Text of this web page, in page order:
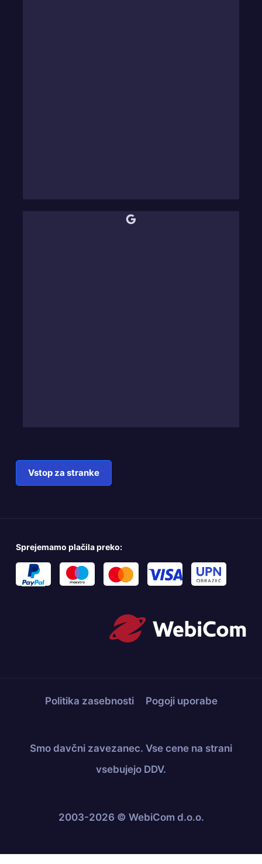
Vstop za stranke
Sprejemamo plačila preko:
Politika zasebnosti Pogoji uporabe
Smo davčni zavezanec. Vse cene na strani
vsebujejo DDV.
2003-2026 © WebiCom d.o.o.